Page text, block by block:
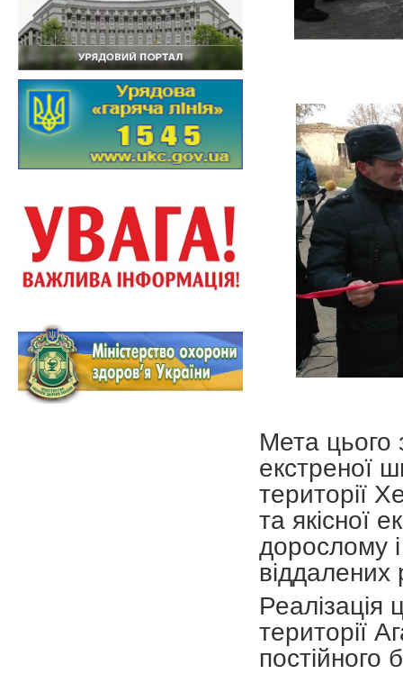
Мета цього
екстреної
території
та якісної
дорослому
віддалених
Реалізація
території
постійного